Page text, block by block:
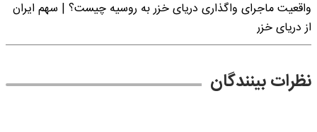
واقعیت ماجرای واگذاری دریای خزر به روسیه چیست؟ | سهم ایران
از دریای خزر
نظرات بینندگان